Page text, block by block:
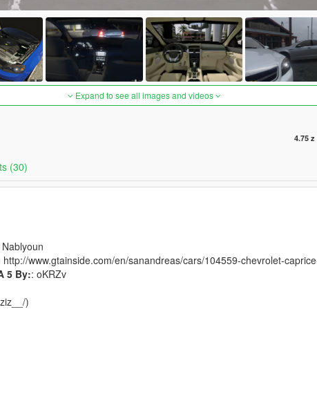
Expand to see all images and videos
4.75
(30)
http://www.gtainside.com/en/sanandreas/cars/104559-chevrolet-
5 By:: oKRZv
)